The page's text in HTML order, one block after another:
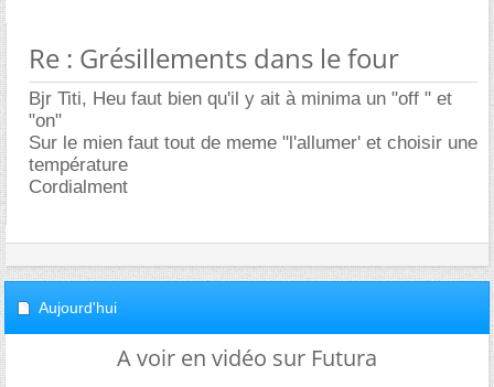
Re : Grésillements dans le four
Bjr Titi, Heu faut bien qu'il y ait à minima un "off " et
"on"
Sur le mien faut tout de meme "l'allumer' et choisir une
température
Cordialment
Aujourd'hui
A voir en vidéo sur Futura